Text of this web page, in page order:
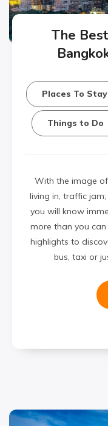
The
Places To Stay
Things to Do
With the image
living in, traffic
you will know
more than you
highlights to
bus, taxi or